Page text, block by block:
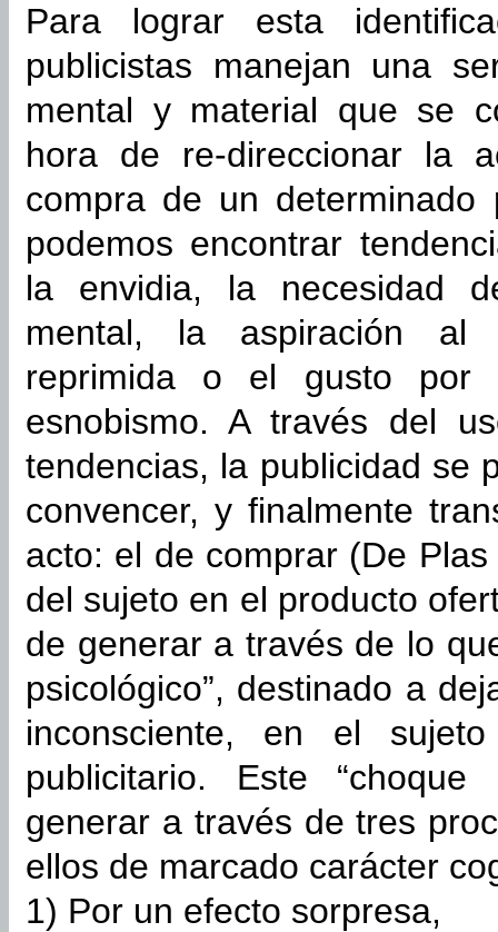
Para lograr esta
publicistas manejan una
mental y material que se
hora de re-direccionar la
compra de un determinado
podemos encontrar
la envidia, la necesidad
mental, la aspiración al
reprimida o el gusto
esnobismo. A través del
tendencias, la publicidad se
convencer, y finalmente
acto: el de comprar (De
del sujeto en el producto
de generar a través de lo
psicológico”, destinado a
inconsciente, en el
publicitario. Este “choque
generar a través de tres
ellos de marcado carácter
1) Por un efecto sorpresa,